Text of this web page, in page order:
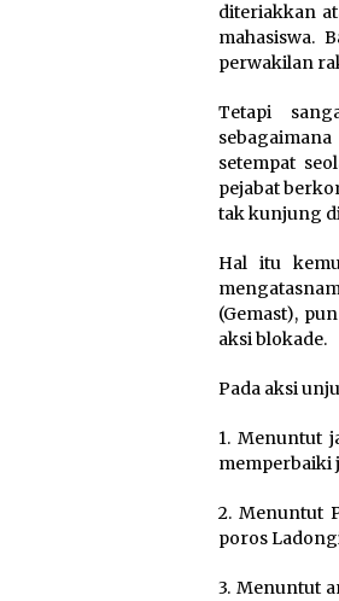
diteriakkan
mahasiswa.
perwakilan
Tetapi
setempat
pejabat
tak kunjung
Hal itu
(Gemast),
aksi blokade.
Pada aksi
1. Menuntut
memperbaiki
2. Menuntut
poros
3. Menuntut